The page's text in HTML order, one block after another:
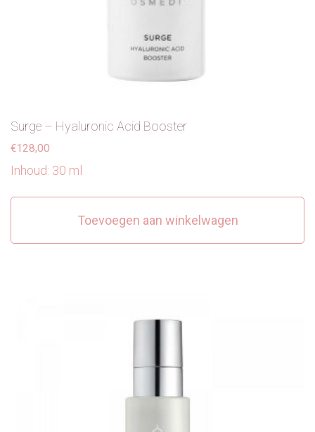
Surge – Hyaluronic Acid Booster
€128,00
Inhoud: 30 ml
Toevoegen aan winkelwagen